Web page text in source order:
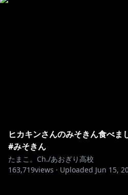
ヒカキンさんのみそきん食べま
#みそきん
たまこ。Ch./あおぎり高校
163,719views · Uploaded Jun 15,